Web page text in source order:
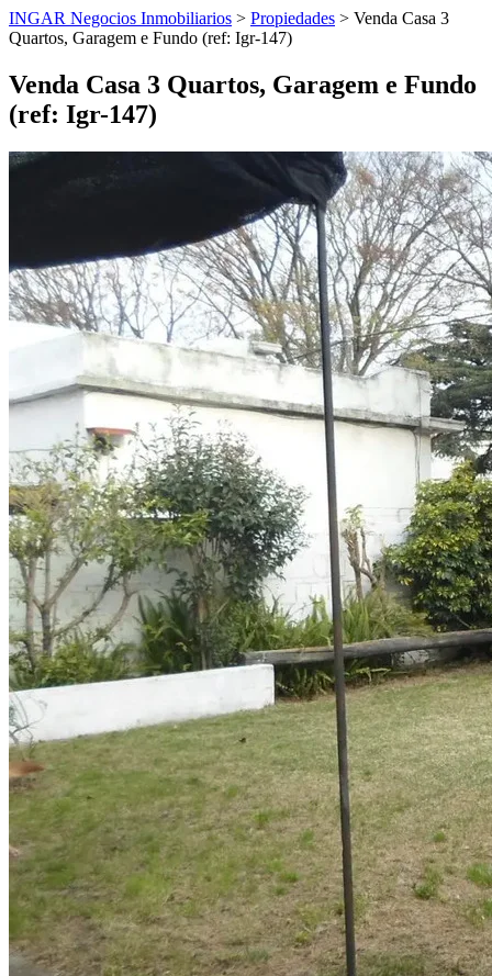
INGAR Negocios Inmobiliarios > Propiedades > Venda Casa 3
Quartos, Garagem e Fundo (ref: Igr-147)
Venda Casa 3 Quartos, Garagem e Fundo
(ref: Igr-147)